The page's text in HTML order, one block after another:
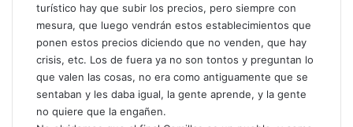
turístico hay que subir los precios, pero siempre con
mesura, que luego vendrán estos establecimientos que
ponen estos precios diciendo que no venden, que hay
crisis, etc. Los de fuera ya no son tontos y preguntan lo
que valen las cosas, no era como antiguamente que se
sentaban y les daba igual, la gente aprende, y la gente
no quiere que la engañen.